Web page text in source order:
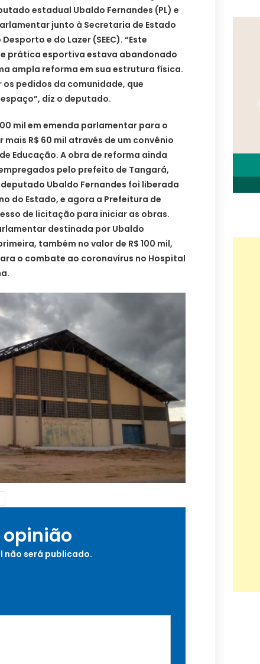
estadual Ubaldo Fernandes (PL) e
junto à Secretaria de Estado
e do Lazer (SEEC). “Este
prática esportiva estava abandonado
ampla reforma em sua estrutura física.
pedidos da comunidade, que
diz o deputado.
mil em emenda parlamentar para o
R$ 60 mil através de um convênio
Educação. A obra de reforma ainda
pelo prefeito de Tangará,
Ubaldo Fernandes foi liberada
do Estado, e agora a Prefeitura de
de licitação para iniciar as obras.
destinada por Ubaldo
também no valor de R$ 100 mil,
o combate ao coronavírus no Hospital
opinião
não será publicado.